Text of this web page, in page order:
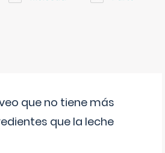
que no tiene más
que la leche